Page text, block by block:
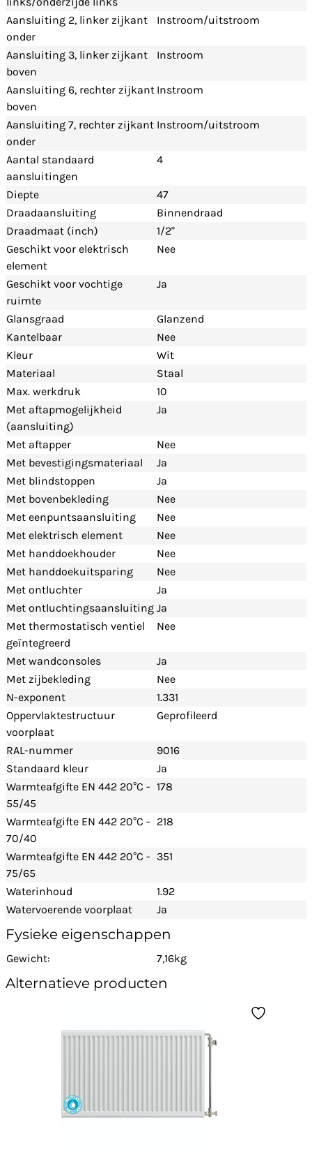
Aansluiting 2, linker zijkant
onder
Instroom/uitstroom
Aansluiting 3, linker zijkant
boven
Instroom
Aansluiting 6, rechter zijkant
boven
Instroom
Aansluiting 7, rechter zijkant
onder
Instroom/uitstroom
Aantal standaard
aansluitingen
4
Diepte
47
Draadaansluiting
Binnendraad
Draadmaat (inch)
1/2"
Geschikt voor elektrisch
element
Nee
Geschikt voor vochtige
ruimte
Ja
Glansgraad
Glanzend
Kantelbaar
Nee
Kleur
Wit
Materiaal
Staal
Max. werkdruk
10
Met aftapmogelijkheid
(aansluiting)
Ja
Met aftapper
Nee
Met bevestigingsmateriaal
Ja
Met blindstoppen
Ja
Met bovenbekleding
Nee
Met eenpuntsaansluiting
Nee
Met elektrisch element
Nee
Met handdoekhouder
Nee
Met handdoekuitsparing
Nee
Met ontluchter
Ja
Met ontluchtingsaansluiting Ja
Met thermostatisch ventiel
geïntegreerd
Nee
Met wandconsoles
Ja
Met zijbekleding
Nee
N-exponent
1.331
Oppervlaktestructuur
voorplaat
Geprofileerd
RAL-nummer
9016
Standaard kleur
Ja
Warmteafgifte EN 442 20°C -
55/45
178
Warmteafgifte EN 442 20°C -
70/40
218
Warmteafgifte EN 442 20°C -
75/65
351
Waterinhoud
1.92
Watervoerende voorplaat
Ja
Fysieke eigenschappen
Gewicht: 7,16kg
Alternatieve producten